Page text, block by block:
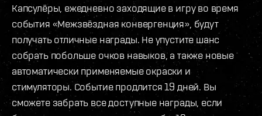
Капсулёры, ежедневно заходящие в игру во время
события «Межзвёздная конвергенция», будут
получать отличные награды. Не упустите шанс
собрать побольше очков навыков, а также новые
автоматически применяемые окраски и
стимуляторы. Событие продлится 19 дней. Вы
сможете забрать все доступные награды, если